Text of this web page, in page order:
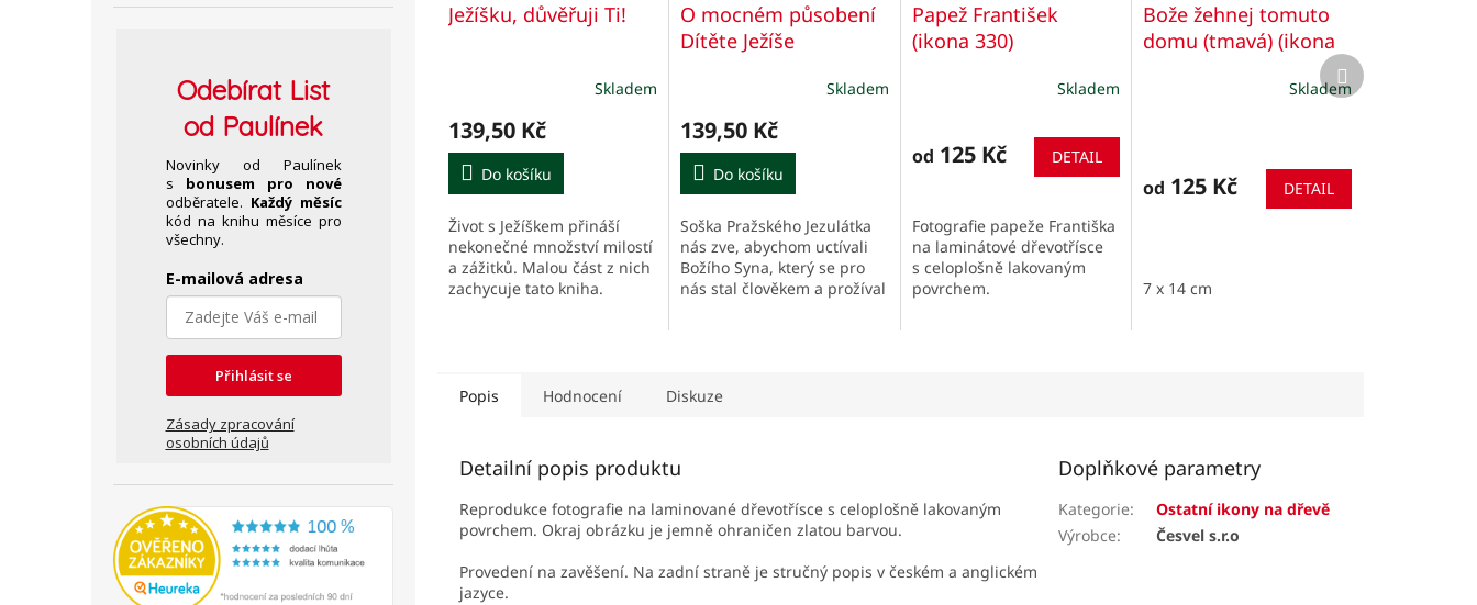
OdebíratList
od Paulínek
Novinky od Paulínek
s bonusem pro nové
odběratele. Každý měsíc
kód na knihu měsíce pro
všechny.
E-mailová adresa
Přihlásit se
Zásady zpracování
osobních údajů
Ježíšku, důvěřuji Ti!
Skladem
139,50 Kč
Do košíku
Život s Ježíškem přináší
nekonečné množství milostí
a zážitků. Malou část z nich
zachycuje tato kniha.
O mocném působení
Dítěte Ježíše
Skladem
139,50 Kč
Do košíku
Soška Pražského Jezulátka
nás zve, abychom uctívali
Božího Syna, který se pro
nás stal člověkem a prožíval
Papež František
(ikona 330)
Skladem
od 125 Kč DETAIL
Fotografie papeže Františka
na laminátové dřevotřísce
s celoplošně lakovaným
povrchem.
Bože žehnej tomuto
domu (tmavá) (ikona
Požehnání domu
Skladem
od 125 Kč DETAIL
7 x 14 cm
Další
produkt
Popis Hodnocení Diskuze
Detailní popis produktu
Reprodukce fotografie na laminované dřevotřísce s celoplošně lakovaným
povrchem. Okraj obrázku je jemně ohraničen zlatou barvou.
Provedení na zavěšení. Na zadní straně je stručný popis v českém a anglickém
jazyce.
Doplňkové parametry
Kategorie:
Ostatní ikony na dřevě
Výrobce: Česvel s.r.o